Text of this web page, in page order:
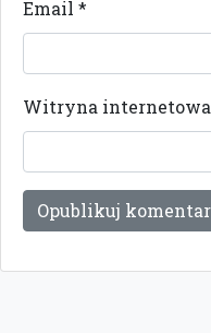
Email *
Witryna internetowa